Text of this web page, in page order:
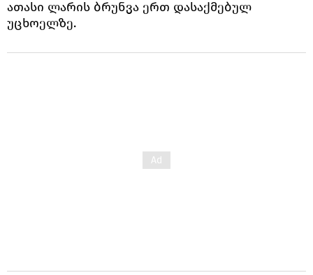
ათასი ლარის ბრუნვა ერთ დასაქმებულ
უცხოელზე.